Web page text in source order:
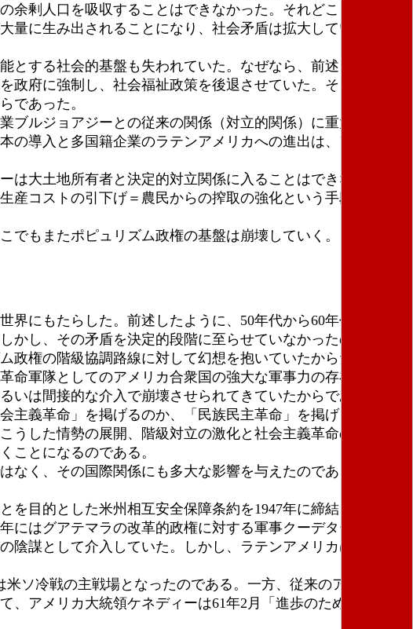
剰人口を吸収することはできなかった。それどころか、工
に生み出されることになり、社会矛盾は拡大していった。
する社会的基盤も失われていた。なぜなら、前述したよう
府に強制し、社会福祉政策を後退させていた。そして雇用
であった。
ルジョアジーとの従来の関係（対立的関係）に重大な変化
導入と多国籍企業のラテンアメリカへの進出は、アメリカ
大土地所有者と決定的対立関係に入ることはできないとい
コストの引下げ＝農民からの搾取の強化という手段しかな
もまたポピュリズム政権の基盤は崩壊していく。こうした
にもたらした。前述したように、50年代から60年代にかけ
し、その矛盾を決定的段階に至らせていなかったのは、民
権の階級協調路線に対して幻想を抱いていたからだった。
軍隊としてのアメリカ合衆国の強大な軍事力の存在があっ
は間接的な介入で崩壊させられてきていたからである。
義革命」を掲げるのか、「民族民主革命」を掲げるのかで
した情勢の展開、階級対立の激化と社会主義革命の現実の
ことになるのである。
く、その国際関係にも多大な影響を与えたのである。キュ
目的とした米州相互安全保障条約を1947年に締結、翌48年
はグアテマラの改革的政権に対する軍事クーデターへの関
謀として介入していた。しかし、ラテンアメリカは冷戦の
ソ冷戦の主戦場となったのである。一方、従来のアメリカ合
アメリカ大統領ケネディーは61年2月「進歩のための同盟」